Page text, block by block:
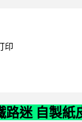
印
路迷 自製紙